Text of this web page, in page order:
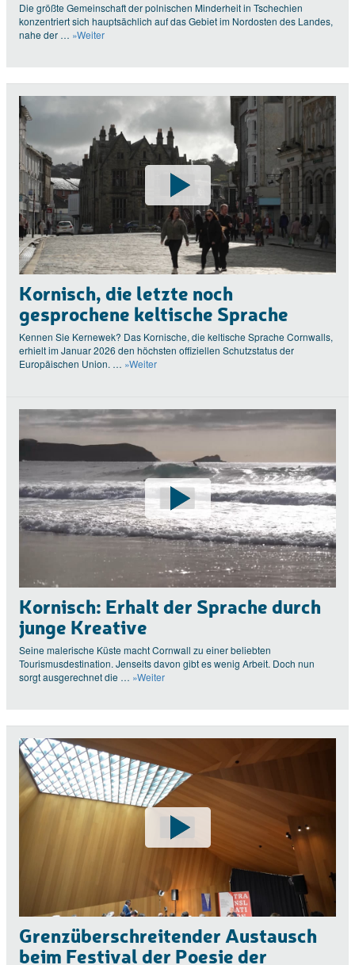
Die größte Gemeinschaft der polnischen Minderheit in Tschechien
konzentriert sich hauptsächlich auf das Gebiet im Nordosten des Landes,
nahe der … »Weiter
Kornisch, die letzte noch
gesprochene keltische Sprache
Kennen Sie Kernewek? Das Kornische, die keltische Sprache Cornwalls,
erhielt im Januar 2026 den höchsten offiziellen Schutzstatus der
Europäischen Union. … »Weiter
Kornisch: Erhalt der Sprache durch
junge Kreative
Seine malerische Küste macht Cornwall zu einer beliebten
Tourismusdestination. Jenseits davon gibt es wenig Arbeit. Doch nun
sorgt ausgerechnet die … »Weiter
Grenzüberschreitender Austausch
beim Festival der Poesie der